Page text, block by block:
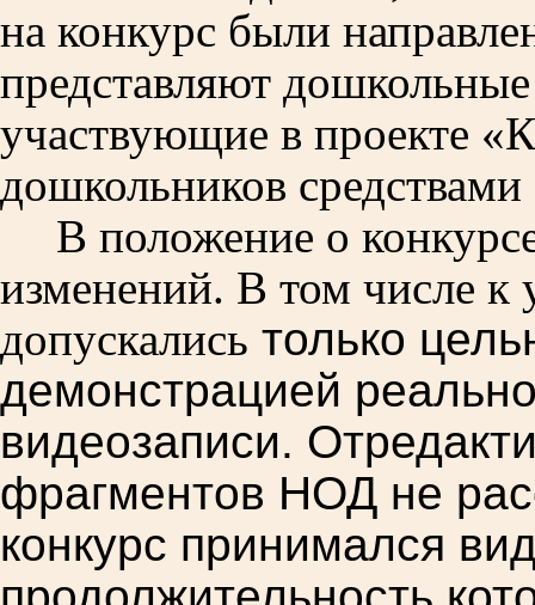
на конкурс были
представляют
участвующие в проекте
дошкольников
В положение о
изменений. В том числе к
допускались только
демонстрацией
видеозаписи.
фрагментов НОД не
конкурс принимался